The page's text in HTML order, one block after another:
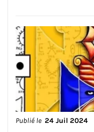
Publié le 24 Juil 2024